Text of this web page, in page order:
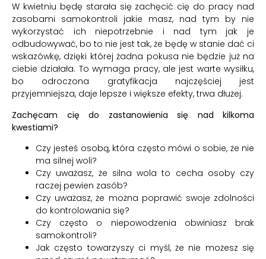
W kwietniu będę starała się zachęcić cię do pracy nad
zasobami samokontroli jakie masz, nad tym by nie
wykorzystać ich niepotrzebnie i nad tym jak je
odbudowywać, bo to nie jest tak, że będę w stanie dać ci
wskazówkę, dzięki której żadna pokusa nie będzie już na
ciebie działała. To wymaga pracy, ale jest warte wysiłku,
bo odroczona gratyfikacja najczęściej jest
przyjemniejsza, daje lepsze i większe efekty, trwa dłużej.
Zachęcam cię do zastanowienia się nad kilkoma
kwestiami?
Czy jesteś osobą, która często mówi o sobie, że nie
ma silnej woli?
Czy uważasz, że silna wola to cecha osoby czy
raczej pewien zasób?
Czy uważasz, że można poprawić swoje zdolności
do kontrolowania się?
Czy często o niepowodzenia obwiniasz brak
samokontroli?
Jak często towarzyszy ci myśl, że nie możesz się